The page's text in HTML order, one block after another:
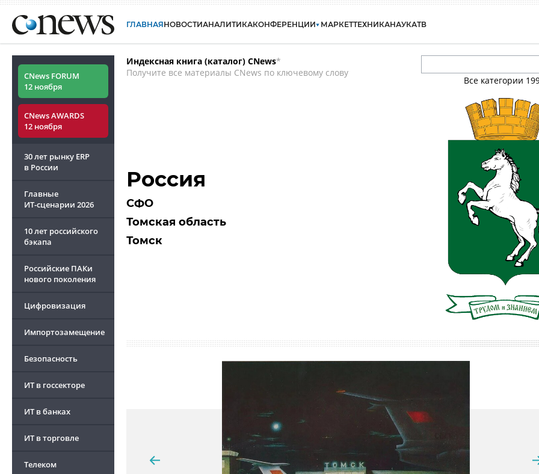
ГЛАВНАЯНОВОСТИАНАЛИТИКАКОНФЕРЕНЦИИ МАРКЕТТЕХНИКАНАУКАТВ
CNews FORUM
12 ноября
CNews AWARDS
12 ноября
30 лет рынку ERP
в России
Главные
ИТ-сценарии 2026
10 лет российского
бэкапа
Российские ПАКи
нового поколения
Цифровизация
Импортозамещение
Безопасность
ИТ в госсекторе
ИТ в банках
ИТ в торговле
Телеком
Индексная книга (каталог) CNews*
Получите все материалы CNews по ключевому слову
Все категории
Россия
СФО
Томская область
Томск